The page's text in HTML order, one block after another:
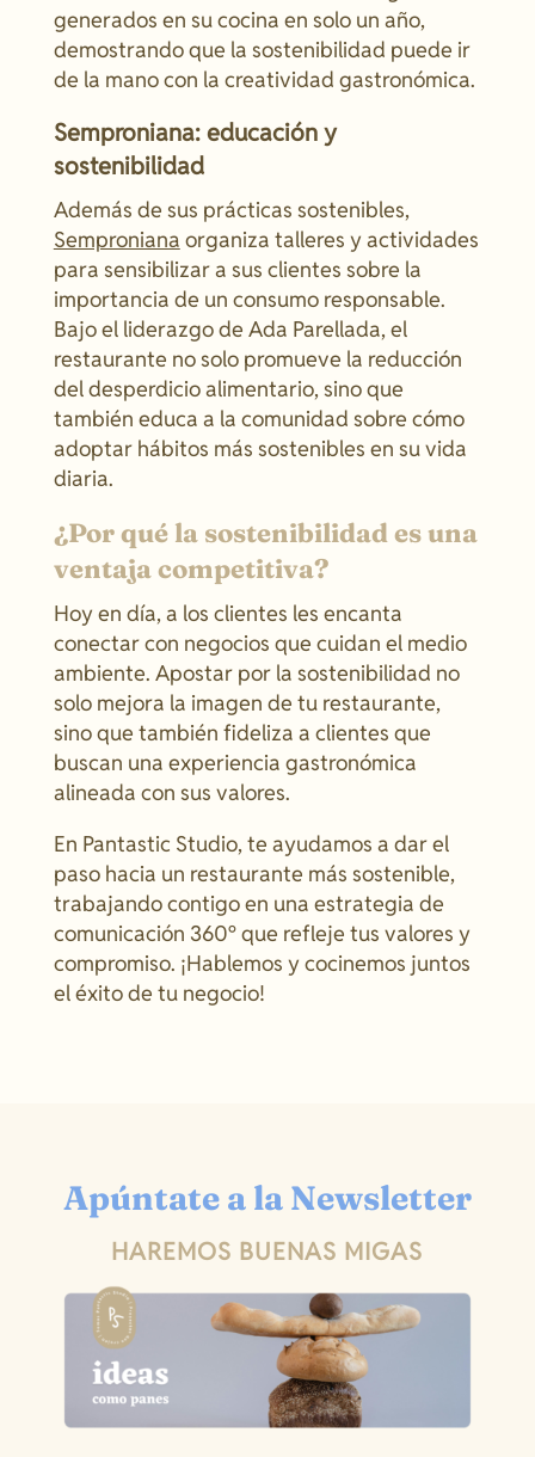
generados en su cocina en solo un año,
demostrando que la sostenibilidad puede ir
de la mano con la creatividad gastronómica.
Semproniana: educación y
sostenibilidad
Además de sus prácticas sostenibles,
Semproniana organiza talleres y actividades
para sensibilizar a sus clientes sobre la
importancia de un consumo responsable.
Bajo el liderazgo de Ada Parellada, el
restaurante no solo promueve la reducción
del desperdicio alimentario, sino que
también educa a la comunidad sobre cómo
adoptar hábitos más sostenibles en su vida
diaria.
¿Por qué la sostenibilidad es una
ventaja competitiva?
Hoy en día, a los clientes les encanta
conectar con negocios que cuidan el medio
ambiente. Apostar por la sostenibilidad no
solo mejora la imagen de tu restaurante,
sino que también fideliza a clientes que
buscan una experiencia gastronómica
alineada con sus valores.
En Pantastic Studio, te ayudamos a dar el
paso hacia un restaurante más sostenible,
trabajando contigo en una estrategia de
comunicación 360º que refleje tus valores y
compromiso. ¡Hablemos y cocinemos juntos
el éxito de tu negocio!
Apúntate a la Newsletter
HAREMOS BUENAS MIGAS